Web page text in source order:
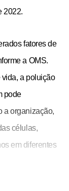
2022.
fatores de
a OMS.
a poluição
pode
a organização,
células,
em diferentes